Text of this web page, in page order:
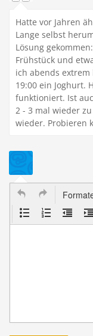
Hatte vor Jahren
Lange selbst
Lösung
Frühstück und
ich abends
19:00 ein Joghurt.
funktioniert. Ist
2 - 3 mal wieder
wieder. Probieren